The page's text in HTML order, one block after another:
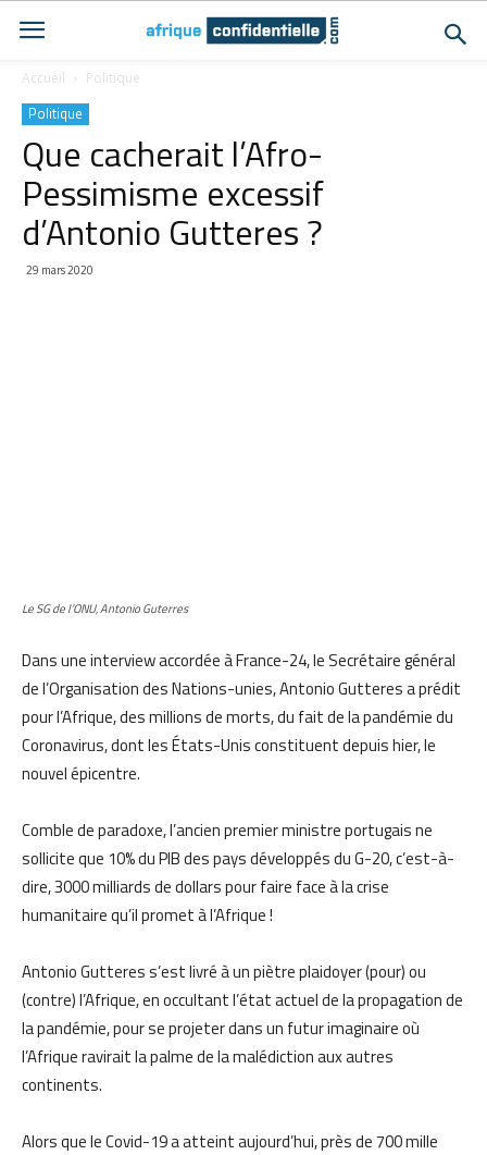
Accueil Politique
Politique
Que cacherait l’Afro-
Pessimisme excessif
d’Antonio Gutteres ?
29 mars 2020
Le SG de l’ONU, Antonio Guterres
Dans une interview accordée à France-24, le Secrétaire général
de l’Organisation des Nations-unies, Antonio Gutteres a prédit
pour l’Afrique, des millions de morts, du fait de la pandémie du
Coronavirus, dont les États-Unis constituent depuis hier, le
nouvel épicentre.
Comble de paradoxe, l’ancien premier ministre portugais ne
sollicite que 10% du PIB des pays développés du G-20, c’est-à-
dire, 3000 milliards de dollars pour faire face à la crise
humanitaire qu’il promet à l’Afrique !
Antonio Gutteres s’est livré à un piètre plaidoyer (pour) ou
(contre) l’Afrique, en occultant l’état actuel de la propagation de
la pandémie, pour se projeter dans un futur imaginaire où
l’Afrique ravirait la palme de la malédiction aux autres
continents.
Alors que le Covid-19 a atteint aujourd’hui, près de 700 mille